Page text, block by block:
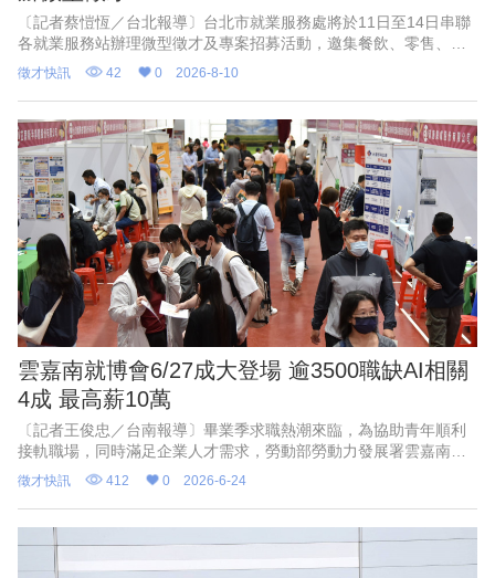
〔記者蔡愷恆／台北報導〕台北市就業服務處將於11日至14日串聯
各就業服務站辦理微型徵才及專案招募活動，邀集餐飲、零售、公
共服務及長照等多元產業，總計釋出584個工作機會，職缺類型涵蓋
儲備幹部、門市服務
徵才快訊 42 0 2026-8-10
雲嘉南就博會6/27成大登場 逾3500職缺AI相關
4成 最高薪10萬
〔記者王俊忠／台南報導〕畢業季求職熱潮來臨，為協助青年順利
接軌職場，同時滿足企業人才需求，勞動部勞動力發展署雲嘉南分
署將於6月27日上午10時至下午3時，在成功大學中正堂舉辦「2026
雲嘉南區就業博覽
徵才快訊 412 0 2026-6-24